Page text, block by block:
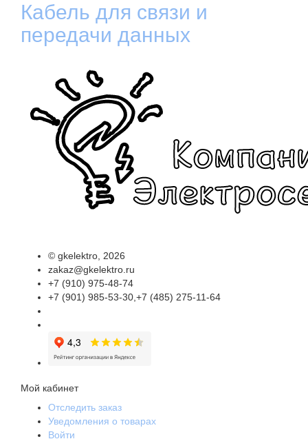
Кабель для связи и
передачи данных
© gkelektro , 2026
zakaz@gkelektro.ru
+7 (910) 975-48-74
+7 (901) 985-53-30,+7 (485) 275-11-64
Мой кабинет
Отследить заказ
Уведомления о товарах
Войти